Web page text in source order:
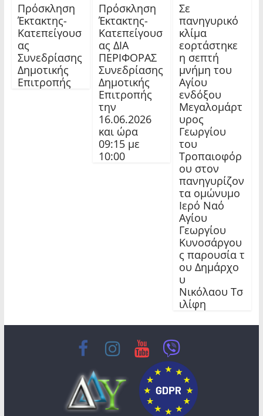
Πρόσκληση
Έκτακτης-
Κατεπείγουσ
ας
Συνεδρίασης
Δημοτικής
Επιτροπής
Πρόσκληση
Έκτακτης-
Κατεπείγουσ
ας ΔΙΑ
ΠΕΡΙΦΟΡΑΣ
Συνεδρίασης
Δημοτικής
Επιτροπής
την
16.06.2026
και ώρα
09:15 με
10:00
Σε
πανηγυρικό
κλίμα
εορτάστηκε
η σεπτή
μνήμη του
Αγίου
ενδόξου
Μεγαλομάρτ
υρος
Γεωργίου
του
Τροπαιοφόρ
ου στον
πανηγυρίζον
τα ομώνυμο
Ιερό Ναό
Αγίου
Γεωργίου
Κυνοσάργου
ς παρουσία τ
ου Δημάρχο
υ
Νικόλαου Τσ
ιλίφη